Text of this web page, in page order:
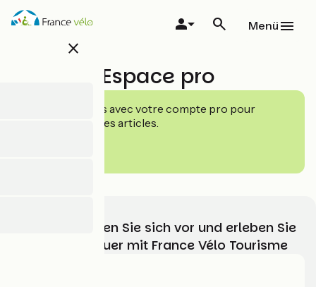
Direkt
zum
close
Menü
Espace pro
Connectez vous avec votre compte pro pour
consulter tous les articles.
Wählen, bereiten Sie sich vor und erleben Sie
Ihr Radabenteuer mit France Vélo Tourisme